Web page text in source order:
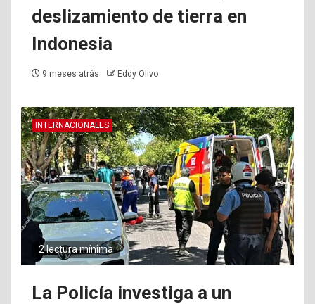
deslizamiento de tierra en
Indonesia
9 meses atrás Eddy Olivo
INTERNACIONALES
2 lectura mínima
La Policía investiga a un